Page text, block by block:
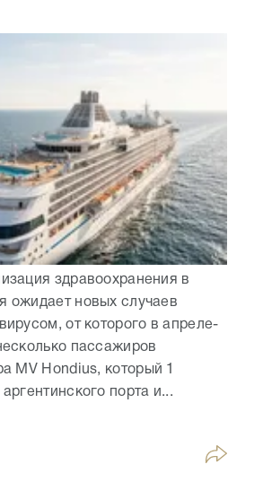
здравоохранения в
ожидает новых случаев
от которого в апреле-
пассажиров
MV Hondius, который 1
порта и...